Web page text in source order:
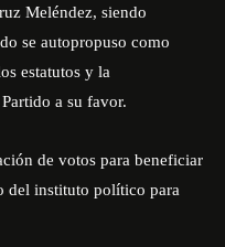
Meléndez, siendo
se autopropuso como
estatutos y la
a su favor.
de votos para beneficiar
del instituto político para